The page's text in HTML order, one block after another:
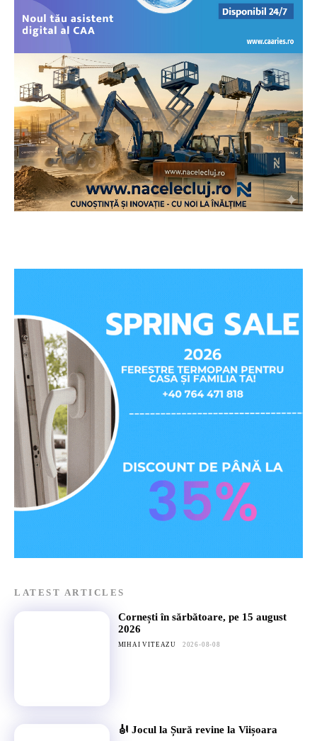
LATEST ARTICLES
Cornești în sărbătoare, pe 15 august
2026
MIHAI VITEAZU 2026-08-08
🎻 Jocul la Șură revine la Viișoara